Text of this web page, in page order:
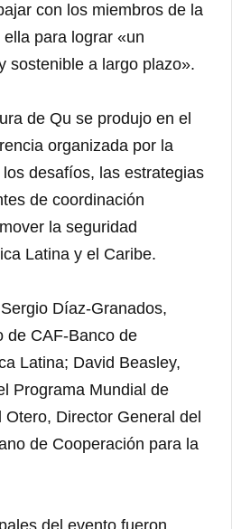
con los miembros de la
para lograr «un
sostenible a largo plazo».
de Qu se produjo en el
organizada por la
desafíos, las estrategias
de coordinación
la seguridad
Latina y el Caribe.
Díaz-Granados,
de CAF-Banco de
Latina; David Beasley,
Programa Mundial de
Director General del
de Cooperación para la